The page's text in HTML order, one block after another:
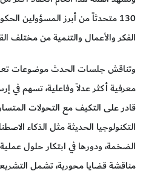
130 متحدثاً من أبرز المسؤولين
الفكر والأعمال والتنمية من مختلف
وتناقش جلسات الحدث موضوعات
معرفية أكثر عدلاً وفاعلية، تسهم في
قادر على التكيف مع التحولات
التكنولوجيا الحديثة مثل الذكاء
الضخمة، ودورها في ابتكار حلول
مناقشة قضايا محورية، تشمل